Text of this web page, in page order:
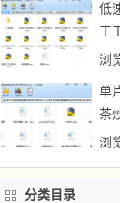
低
工
明
浏
单
茶
浏
分类目录